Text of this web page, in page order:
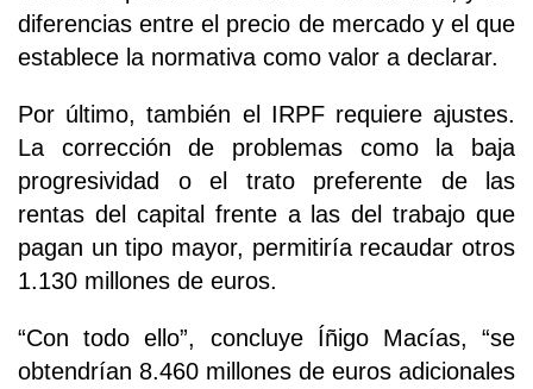
diferencias entre el precio de mercado y el que
establece la normativa como valor a declarar.
Por último, también el IRPF requiere ajustes.
La corrección de problemas como la baja
progresividad o el trato preferente de las
rentas del capital frente a las del trabajo que
pagan un tipo mayor, permitiría recaudar otros
1.130 millones de euros.
“Con todo ello”, concluye Íñigo Macías, “se
obtendrían 8.460 millones de euros adicionales